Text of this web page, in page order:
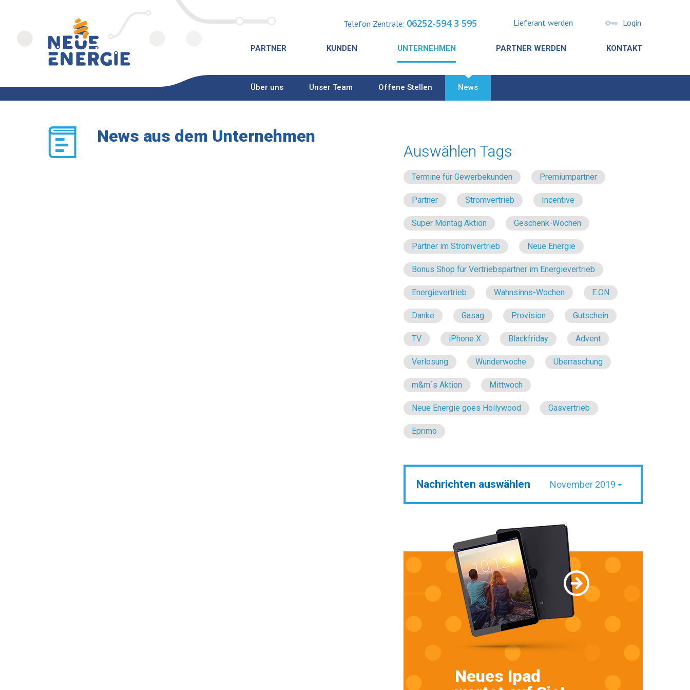
Lieferant werden Login
Telefon Zentrale: 06252-594 3 595
PARTNER KUNDEN UNTERNEHMEN
Über uns Unser Team Offene Stellen News
PARTNER WERDEN KONTAKT
News aus dem Unternehmen
Auswählen Tags
Termine für Gewerbekunden Premiumpartner
Partner Stromvertrieb Incentive
Super Montag Aktion Geschenk-Wochen
Partner im Stromvertrieb Neue Energie
Bonus Shop für Vertriebspartner im Energievertrieb
Energievertrieb Wahnsinns-Wochen E.ON
Danke Gasag Provision Gutschein
TV iPhone X Blackfriday Advent
Verlosung Wunderwoche Überraschung
m&m´s Aktion Mittwoch
Neue Energie goes Hollywood Gasvertrieb
Eprimo
Nachrichten auswählen November 2019
Neues Ipad